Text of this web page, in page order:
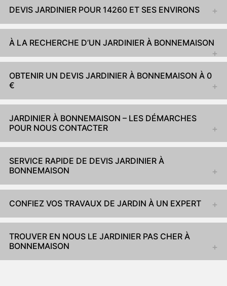
DEVIS JARDINIER POUR 14260 ET SES ENVIRONS
À LA RECHERCHE D’UN JARDINIER À BONNEMAISON
OBTENIR UN DEVIS JARDINIER À BONNEMAISON À 0
€
JARDINIER À BONNEMAISON – LES DÉMARCHES
POUR NOUS CONTACTER
SERVICE RAPIDE DE DEVIS JARDINIER À
BONNEMAISON
CONFIEZ VOS TRAVAUX DE JARDIN À UN EXPERT
TROUVER EN NOUS LE JARDINIER PAS CHER À
BONNEMAISON